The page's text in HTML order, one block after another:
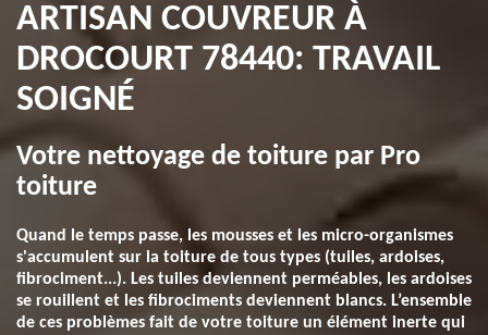
ARTISAN COUVREUR À
DROCOURT 78440: TRAVAIL
SOIGNÉ
Votre nettoyage de toiture par Pro
toiture
Quand le temps passe, les mousses et les micro-organismes
s'accumulent sur la toiture de tous types (tuiles, ardoises,
fibrociment...). Les tuiles deviennent perméables, les ardoises
se rouillent et les fibrociments deviennent blancs. L’ensemble
de ces problèmes fait de votre toiture un élément inerte qui